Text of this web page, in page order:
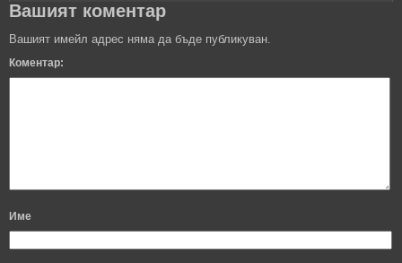
Вашият коментар
Вашият имейл адрес няма да бъде публикуван.
Коментар:
Име